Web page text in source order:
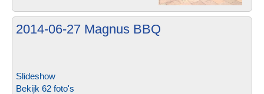
2014-06-27 Magnus BBQ
Slideshow
Bekijk 62 foto's